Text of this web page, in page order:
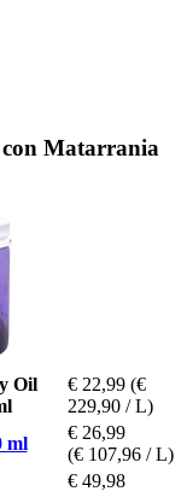
con Matarrania
Oil
€ 22,99 (€
229,90 / L)
ml
€ 26,99
(€ 107,96 / L)
€ 49,98